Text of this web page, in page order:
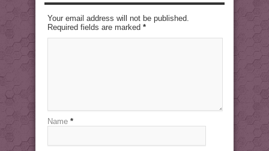
Your email address will not be published.
Required fields are marked *
Name *